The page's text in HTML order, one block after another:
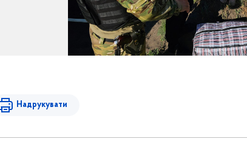
Надрукувати